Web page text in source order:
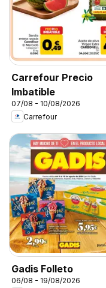
Carrefour Precio
Imbatible
07/08 - 10/08/2026
Carrefour
Gadis Folleto
06/08 - 19/08/2026